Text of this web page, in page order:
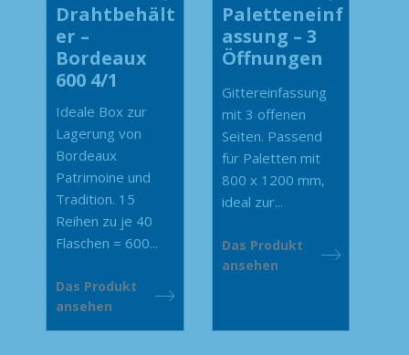
Drahtbehält
er –
Bordeaux
600 4/1
Ideale Box zur
Lagerung von
Bordeaux
Patrimoine und
Tradition. 15
Reihen zu je 40
Flaschen = 600...
Das Produkt
ansehen
Paletteneinf
assung – 3
Öffnungen
Gittereinfassung
mit 3 offenen
Seiten. Passend
für Paletten mit
800 x 1200 mm,
ideal zur...
Das Produkt
ansehen